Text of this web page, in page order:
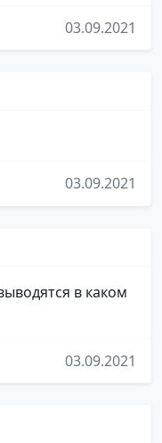
03.09.2021
03.09.2021
в каком
03.09.2021